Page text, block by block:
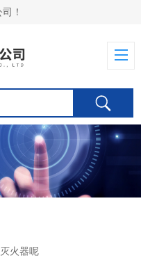
！
火器呢